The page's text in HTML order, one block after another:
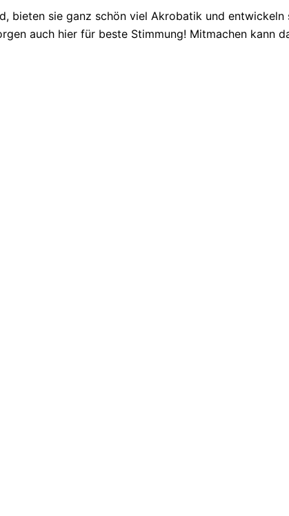
bieten sie ganz schön viel Akrobatik und
auch hier für beste Stimmung! Mitmachen kann